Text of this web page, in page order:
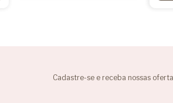
Cadastre-se e receba nossas